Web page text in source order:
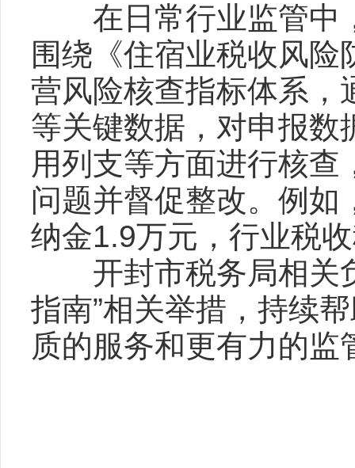
在日常行业监管中，
围绕《住宿业税收风
营风险核查指标体系，
等关键数据，对申报数
用列支等方面进行核查
问题并督促整改。例如
纳金1.9万元，行业税
开封市税务局相关负
指南”相关举措，持续
质的服务和更有力的